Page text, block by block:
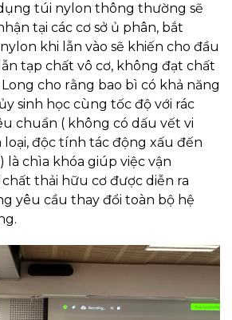
túi nylon thông thường sẽ
tại các cơ sở ủ phân, bắt
khi lẫn vào sẽ khiến cho đầu
tạp chất vô cơ, không đạt chất
Long cho rằng bao bì có khả năng
sinh học cùng tốc độ với rác
chuẩn ( không có dấu vết vi
loại, độc tính tác động xấu đến
là chìa khóa giúp việc vận
thải hữu cơ được diễn ra
yêu cầu thay đổi toàn bộ hệ